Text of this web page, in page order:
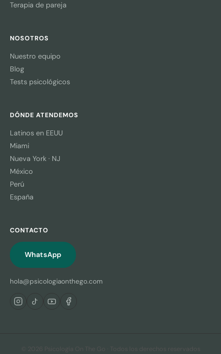
Terapia de pareja
NOSOTROS
Nuestro equipo
Blog
Tests psicológicos
DÓNDE ATENDEMOS
Latinos en EEUU
Miami
Nueva York · NJ
México
Perú
España
CONTACTO
WhatsApp
hola@psicologiaonthego.com
© 2026 Psicología On The Go · Todos los derechos reservados